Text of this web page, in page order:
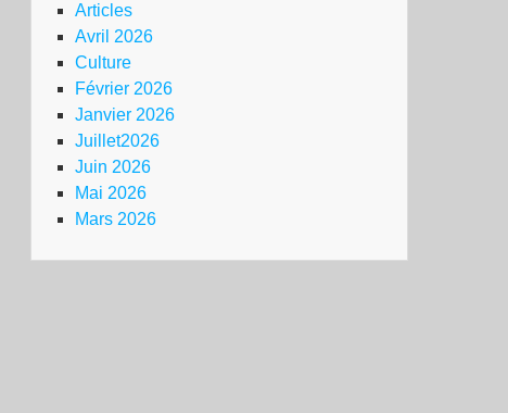
Articles
Avril 2026
Culture
Février 2026
Janvier 2026
Juillet2026
Juin 2026
Mai 2026
Mars 2026